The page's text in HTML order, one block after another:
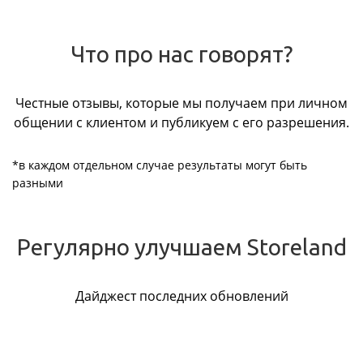
Что про нас говорят?
Честные отзывы, которые мы получаем при личном
общении с клиентом и публикуем с его разрешения.
*в каждом отдельном случае результаты могут быть
разными
Регулярно улучшаем Storeland
Дайджест последних обновлений